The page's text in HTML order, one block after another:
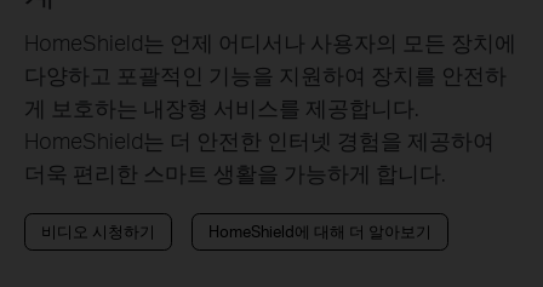
HomeShield는 언제 어디서나 사용자의 모든 장치에
다양하고 포괄적인 기능을 지원하여 장치를 안전하
게 보호하는 내장형 서비스를 제공합니다.
HomeShield는 더 안전한 인터넷 경험을 제공하여
더욱 편리한 스마트 생활을 가능하게 합니다.
비디오 시청하기 HomeShield에 대해 더 알아보기